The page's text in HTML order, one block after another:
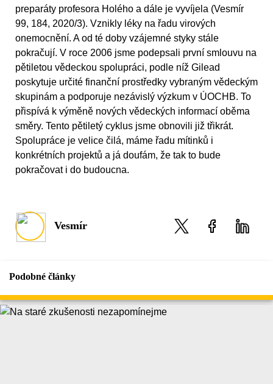
preparáty profesora Holého a dále je vyvíjela (Vesmír
99, 184, 2020/3). Vznikly léky na řadu virových
onemocnění. A od té doby vzájemné styky stále
pokračují. V roce 2006 jsme podepsali první smlouvu na
pětiletou vědeckou spolupráci, podle níž Gilead
poskytuje určité finanční prostředky vybraným vědeckým
skupinám a podporuje nezávislý výzkum v ÚOCHB. To
přispívá k výměně nových vědeckých informací oběma
směry. Tento pětiletý cyklus jsme obnovili již třikrát.
Spolupráce je velice čilá, máme řadu mítinků i
konkrétních projektů a já doufám, že tak to bude
pokračovat i do budoucna.
Vesmír
Podobné články